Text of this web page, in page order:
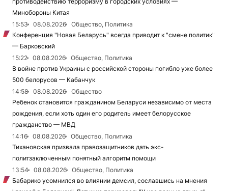
Минобороны Китая
15:53
08.08.2026
Общество, Политика
Конференция "Новая Беларусь" всегда приводит к "смене политик"
— Барковский
15:22
08.08.2026
Общество, Политика
В войне против Украины с российской стороны погибло уже более
500 белорусов — Кабанчук
14:58
08.08.2026
Общество
Ребенок становится гражданином Беларуси независимо от места
рождения, если хоть один его родитель имеет белорусское
гражданство — МВД
14:16
08.08.2026
Общество, Политика
Тихановская призвала правозащитников дать экс-
политзаключенным понятный алгоритм помощи
13:54
08.08.2026
Общество, Политика
Бабарико усомнился во влиянии демсил, сославшись на мнения